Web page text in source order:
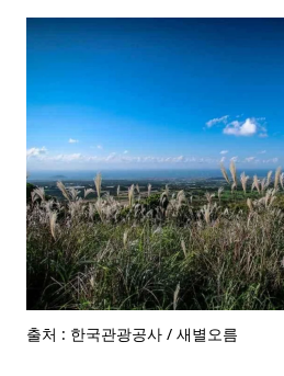
출처 : 한국관광공사 / 새별오름